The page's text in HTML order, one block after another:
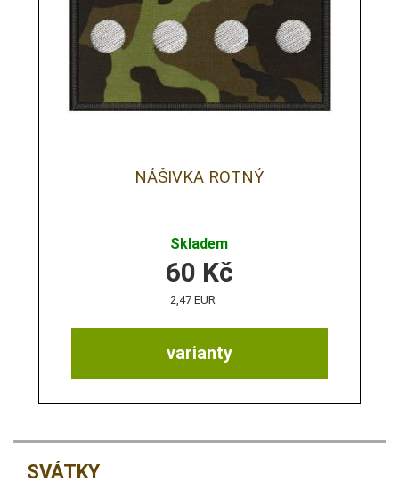
NÁŠIVKA ROTNÝ
Skladem
varianty
60 Kč
2,47 EUR
SVÁTKY